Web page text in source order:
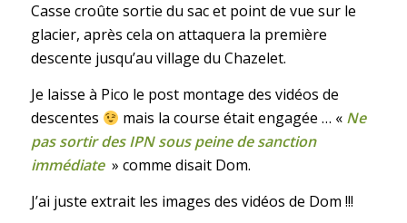
Casse croûte sortie du sac et point de vue sur le
glacier, après cela on attaquera la première
descente jusqu’au village du Chazelet.
Je laisse à Pico le post montage des vidéos de
descentes
mais la course était engagée … « Ne
pas sortir des IPN sous peine de sanction
immédiate» comme disait Dom.
J’ai juste extrait les images des vidéos de Dom !!!